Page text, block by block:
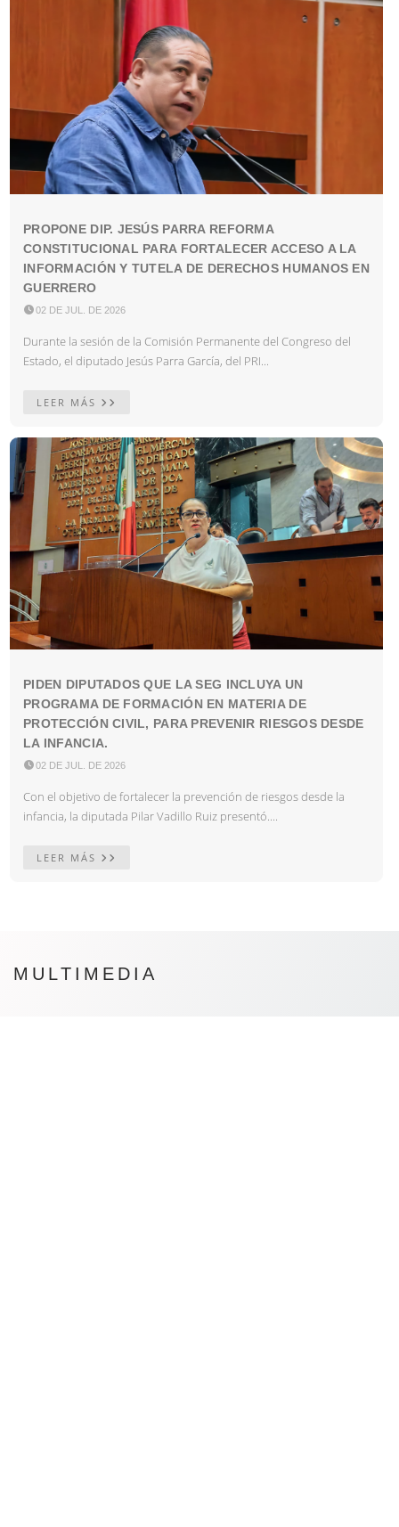
PROPONE DIP. JESÚS PARRA REFORMA
CONSTITUCIONAL PARA FORTALECER ACCESO A LA
INFORMACIÓN Y TUTELA DE DERECHOS HUMANOS EN
GUERRERO
02 DE JUL. DE 2026
Durante la sesión de la Comisión Permanente del Congreso del
Estado, el diputado Jesús Parra García, del PRI...
LEER MÁS
PIDEN DIPUTADOS QUE LA SEG INCLUYA UN
PROGRAMA DE FORMACIÓN EN MATERIA DE
PROTECCIÓN CIVIL, PARA PREVENIR RIESGOS DESDE
LA INFANCIA.
02 DE JUL. DE 2026
Con el objetivo de fortalecer la prevención de riesgos desde la
infancia, la diputada Pilar Vadillo Ruiz presentó....
LEER MÁS
MULTIMEDIA